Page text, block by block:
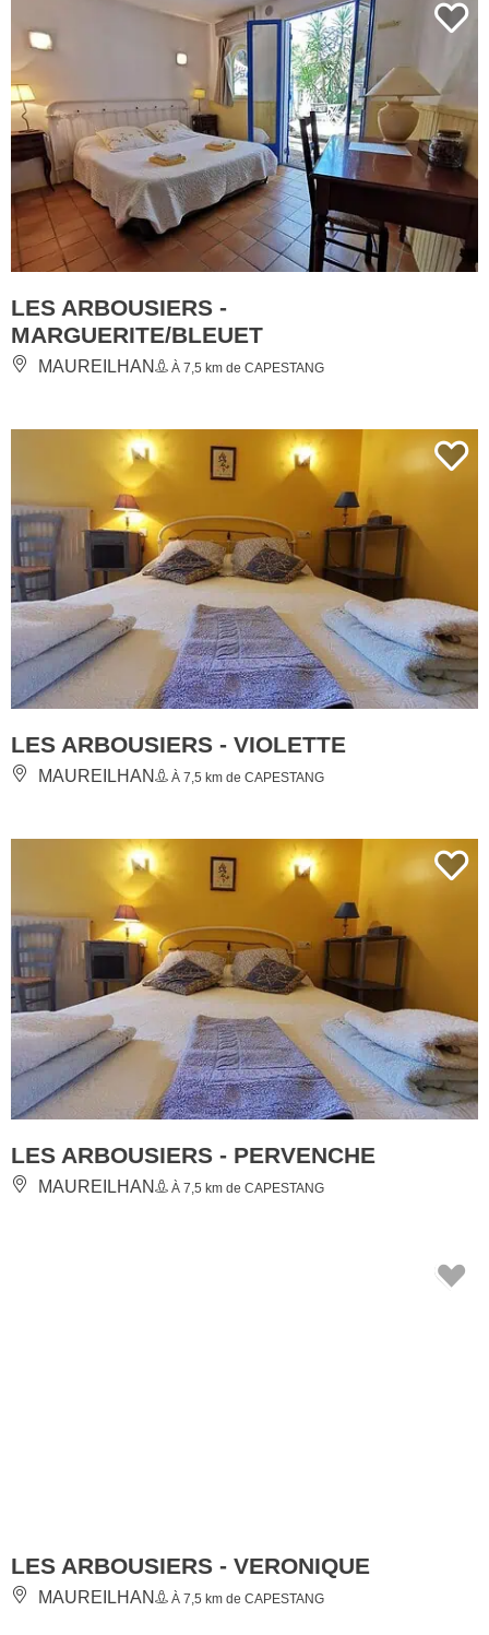
LES ARBOUSIERS -
MARGUERITE/BLEUET
MAUREILHAN À 7,5 km de CAPESTANG
LES ARBOUSIERS - VIOLETTE
MAUREILHAN À 7,5 km de CAPESTANG
LES ARBOUSIERS - PERVENCHE
MAUREILHAN À 7,5 km de CAPESTANG
LES ARBOUSIERS - VERONIQUE
MAUREILHAN À 7,5 km de CAPESTANG